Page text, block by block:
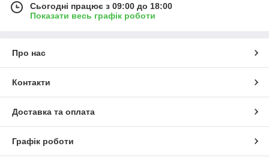
Сьогодні працює з 09:00 до 18:00
Показати весь графік роботи
Про нас
Контакти
Доставка та оплата
Графік роботи